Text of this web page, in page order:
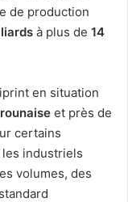
de production
à plus de 14
en situation
et près de
certains
industriels
volumes, des